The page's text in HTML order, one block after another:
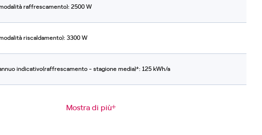
raffrescamento): 2500 W
riscaldamento): 3300 W
indicativo(raffrescamento - stagione media)*: 125 kWh/a
Mostra di più